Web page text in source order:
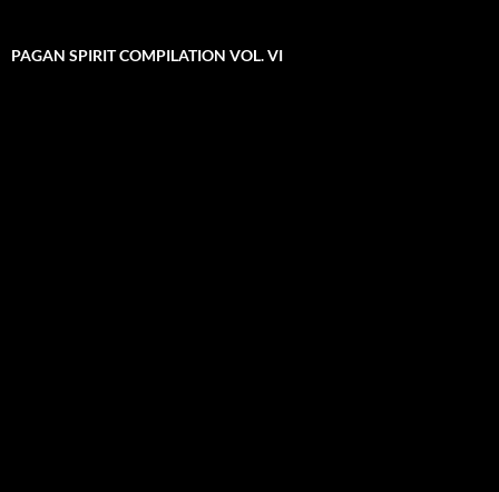
PAGAN SPIRIT COMPILATION VOL. VI